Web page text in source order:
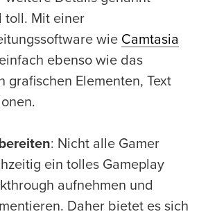
toll. Mit einer
wie Camtasia
ebenso wie das
grafischen Elementen, Text
: Nicht alle Gamer
ein tolles Gameplay
aufnehmen und
Daher bietet es sich